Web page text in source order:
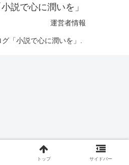
説で心に潤いを」
運営者情報
「小説で心に潤いを」.
トップ サイドバー